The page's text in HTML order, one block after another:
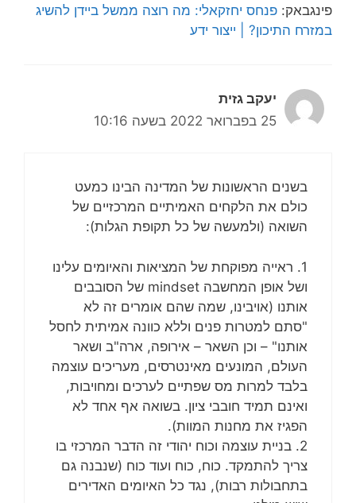
פינגבאק: פנחס יחזקאלי: מה רוצה ממשל ביידן להשיג
במזרח התיכון? | ייצור ידע
יעקב גזית
25 בפברואר 2022 בשעה 10:16
בשנים הראשונות של המדינה הבינו כמעט
כולם את הלקחים האמיתיים המרכזיים של
השואה (ולמעשה של כל תקופת הגלות):
1. ראייה מפוקחת של המציאות והאיומים עלינו
ושל אופן המחשבה mindset של הסובבים
אותנו (אויבינו, שמה שהם אומרים זה לא
"סתם למטרות פנים וללא כוונה אמיתית לחסל
אותנו" – וכן השאר – אירופה, ארה"ב ושאר
העולם, המונעים מאינטרסים, מעריכים עוצמה
בלבד למרות מס שפתיים לערכים ומחויבות,
ואינם תמיד חובבי ציון. בשואה אף אחד לא
הפגיז את מחנות המוות).
2. בניית עוצמה וכוח יהודי זה הדבר המרכזי בו
צריך להתמקד. כוח, כוח ועוד כוח (שנבנה גם
בתחבולות רבות), נגד כל האיומים האדירים